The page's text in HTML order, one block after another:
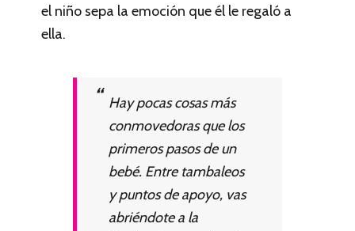
el niño sepa la emoción que él le regaló a
ella.
Hay pocas cosas más
conmovedoras que los
primeros pasos de un
bebé. Entre tambaleos
y puntos de apoyo, vas
abriéndote a la